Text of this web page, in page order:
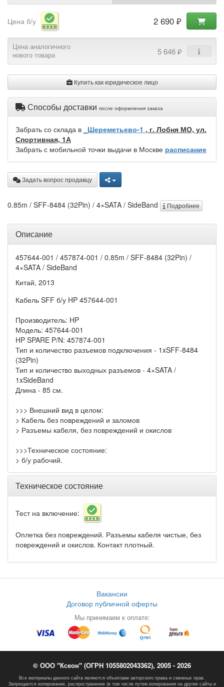
Цена б/у 2 690 ₽
Цена аналогичного
нового товара
5 646 ₽
Купить как юридическое лицо
Способы доставки после оформления заказа
Забрать со склада в _Шереметьево-1 , г. Лобня МО, ул.
Спортивная, 1А
Забрать с мобильной точки выдачи в Москве расписание
Задать вопрос продавцу
0.85m / SFF-8484 (32Pin) / 4×SATA / SideBand Подробнее
Описание
457644-001 / 457874-001 / 0.85m / SFF-8484 (32Pin) /
4×SATA / SideBand
Китай, 2013
Кабель SFF б/у HP 457644-001
Производитель: HP
Модель: 457644-001
HP SPARE P/N: 457874-001
Тип и количество разъемов подключения - 1xSFF-8484
(32Pin)
Тип и количество выходных разъемов - 4×SATA /
1xSideBand
Длина - 85 см.
>>> Внешний вид в целом:
> Кабель без повреждений и заломов
> Разъемы кабеля, без повреждений и окислов
>>>Техническое состояние:
> б/у рабочий.
Техническое состояние
Тест на включение:
Оплетка без повреждений. Разъемы кабеля чистые, без
повреждений и окислов. Контакт плотный.
Вакансии
Договор публичной оферты
Мы принимаем к оплате:
© ООО "Ксеон" (ОГРН 1055802043362), 2005 - 2026
Все материалы данного сайта являются объектами авторского права и смежных прав.
Запрещается копирование, распространение (в том числе путем копирования на другие сайты и